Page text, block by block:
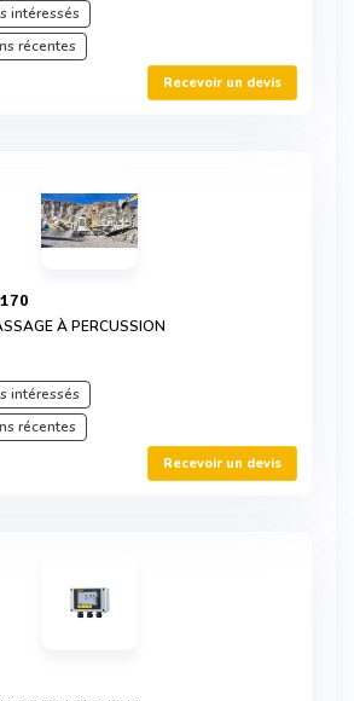
intéressés
récentes
Recevoir un devis
170
À PERCUSSION
intéressés
récentes
Recevoir un devis